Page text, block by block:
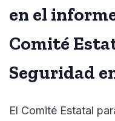
en el
Comité
Seguridad
El Comité Estatal